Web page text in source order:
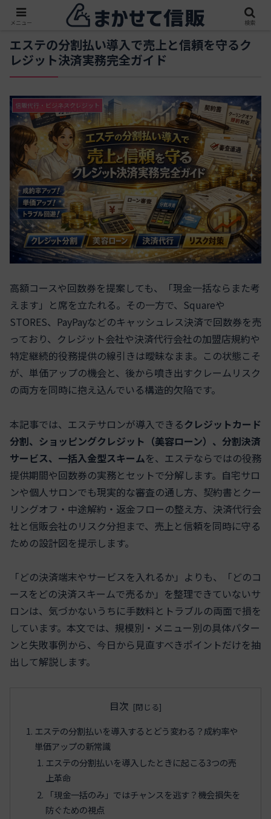
エステの分割払い導入で売上と信頼を守るク
レジット決済実務完全ガイド
信販代行・ビジネスクレジット
高額コースや回数券を提案しても、「現金一括ならまた考
えます」と席を立たれる。その一方で、Squareや
STORES、PayPayなどのキャッシュレス決済で回数券を売
っており、クレジット会社や決済代行会社の加盟店規約や
特定継続的役務提供の線引きは曖昧なまま。この状態こそ
が、単価アップの機会と、後から噴き出すクレームリスク
の両方を同時に抱え込んでいる構造的欠陥です。
本記事では、エステサロンが導入できるクレジットカード
分割、ショッピングクレジット（美容ローン）、分割決済
サービス、一括入金型スキームを、エステならではの役務
提供期間や回数券の実務とセットで分解します。自宅サロ
ンや個人サロンでも現実的な審査の通し方、契約書とクー
リングオフ・中途解約・返金フローの整え方、決済代行会
社と信販会社のリスク分担まで、売上と信頼を同時に守る
ための設計図を提示します。
「どの決済端末やサービスを入れるか」よりも、「どのコ
ースをどの決済スキームで売るか」を整理できていないサ
ロンは、気づかないうちに手数料とトラブルの両面で損を
しています。本文では、規模別・メニュー別の具体パター
ンと失敗事例から、今日から見直すべきポイントだけを抽
出して解説します。
目次
エステの分割払いを導入するとどう変わる？成約率や
単価アップの新常識
エステの分割払いを導入したときに起こる3つの売
上革命
「現金一括のみ」ではチャンスを逃す？機会損失を
防ぐための視点
メニュー 検索